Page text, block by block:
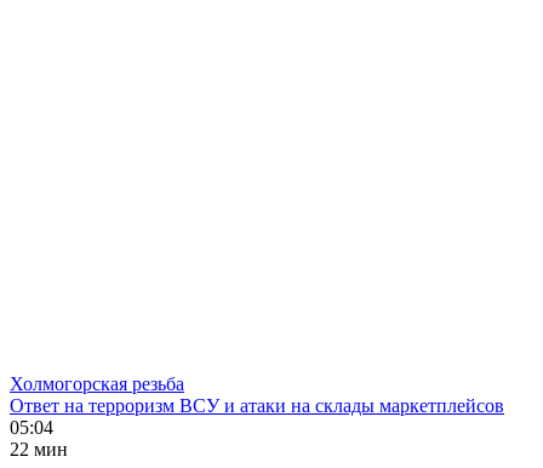
Холмогорская резьба
Ответ на терроризм ВСУ и атаки на склады маркетплейсов
05:04
22 мин